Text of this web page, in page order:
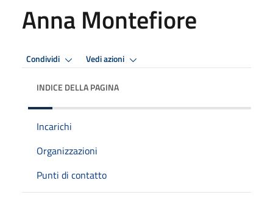
Anna Montefiore
Condividi Vedi azioni
INDICE DELLA PAGINA
Incarichi
Organizzazioni
Punti di contatto